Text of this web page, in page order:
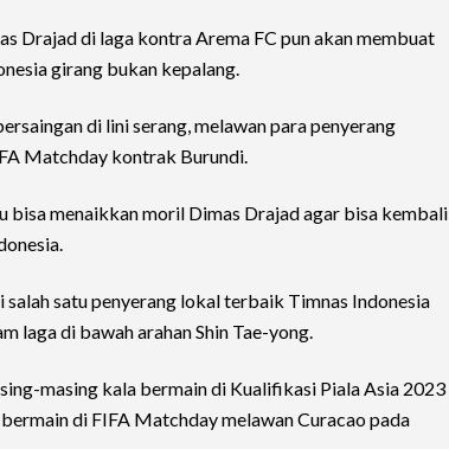
Drajad di laga kontra Arema FC pun akan membuat
girang bukan kepalang.
di lini serang, melawan para penyerang
Matchday kontrak Burundi.
bisa menaikkan moril Dimas Drajad agar bisa kembali
satu penyerang lokal terbaik Timnas Indonesia
laga di bawah arahan Shin Tae-yong.
masing kala bermain di Kualifikasi Piala Asia 2023
di FIFA Matchday melawan Curacao pada